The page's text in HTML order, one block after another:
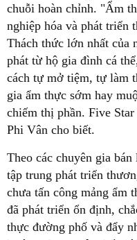
chuỗi hoàn chỉnh. "Ẩm
nghiệp hóa và phát triển
Thách thức lớn nhất của
phát từ hộ gia đình cá
cách tự mở tiệm, tự làm
gia ẩm thực sớm hay
chiếm thị phần. Five
Phi Vân cho biết.
Theo các chuyên gia
tập trung phát triển
chưa tấn công mảng ẩm
đã phát triển ổn định,
thực đường phố và đẩy